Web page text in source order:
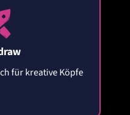
für kreative Köpfe